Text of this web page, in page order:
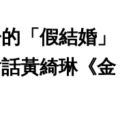
「假結婚」
黃綺琳《金